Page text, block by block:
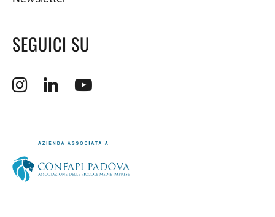
SEGUICI SU
Apertura sito esterno in nuova finestra.
Apertura sito esterno in nuova finestra.
Apertura sito esterno in nuova finestra.